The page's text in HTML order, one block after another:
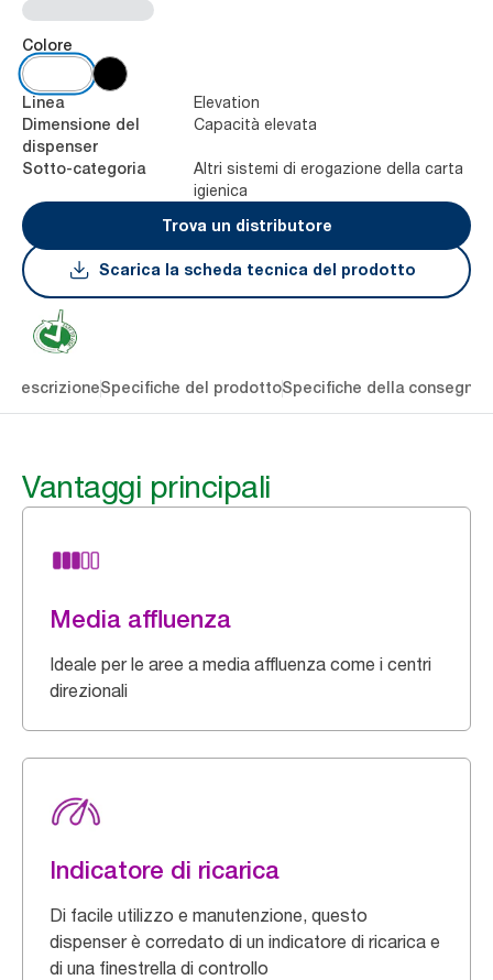
Colore
Linea Elevation
Dimensione del
dispenser
Capacità elevata
Sotto-categoria
Altri sistemi di erogazione della carta
igienica
Trova un distributore
Scarica la scheda tecnica del prodotto
DescrizioneSpecifiche del prodottoSpecifiche della consegna
Vantaggi principali
Media affluenza
Ideale per le aree a media affluenza come i centri
direzionali
Indicatore di ricarica
Di facile utilizzo e manutenzione, questo
dispenser è corredato di un indicatore di ricarica e
di una finestrella di controllo